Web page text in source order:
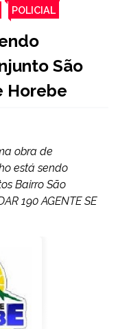
POLICIAL
São
Horebe
obra de
está sendo
Bairro São
190 AGENTE SE